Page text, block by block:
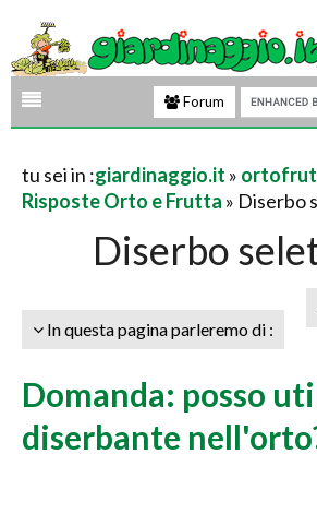
Forum
tu sei in :giardinaggio.it »
Risposte Orto e Frutta » Diserbo
Diserbo
In questa pagina parleremo di :
Domanda: posso
diserbante